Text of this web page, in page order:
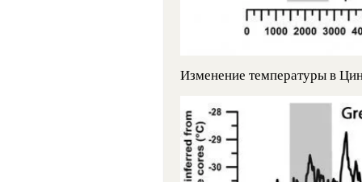
Изменение температуры в